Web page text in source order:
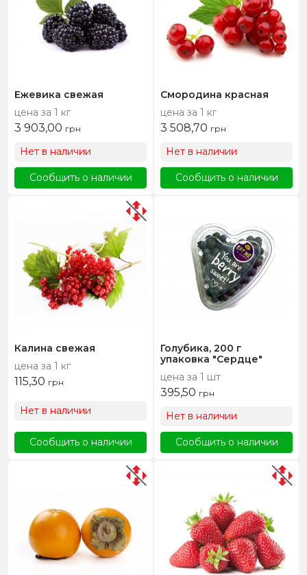
Ежевика свежая
цена за 1 кг
3 903,00 грн
Нет в наличии
Сообщить о наличии
Смородина красная
цена за 1 кг
3 508,70 грн
Нет в наличии
Сообщить о наличии
Калина свежая
цена за 1 кг
115,30 грн
Нет в наличии
Сообщить о наличии
Голубика, 200 г
упаковка "Сердце"
цена за 1 шт
395,50 грн
Нет в наличии
Сообщить о наличии